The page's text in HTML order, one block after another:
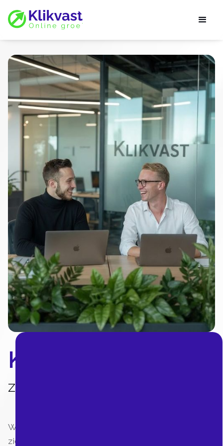
Klikvast
Zorgt dat alles klikt.
Wij helpen MKB-bedrijven groeien met meer
zichtbaarheid én meer aanvragen.